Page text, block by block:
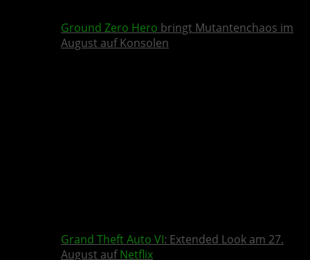
Ground Zero Hero bringt Mutantenchaos im
August auf Konsolen
Grand Theft Auto VI: Extended Look am 27.
August aufNetflix